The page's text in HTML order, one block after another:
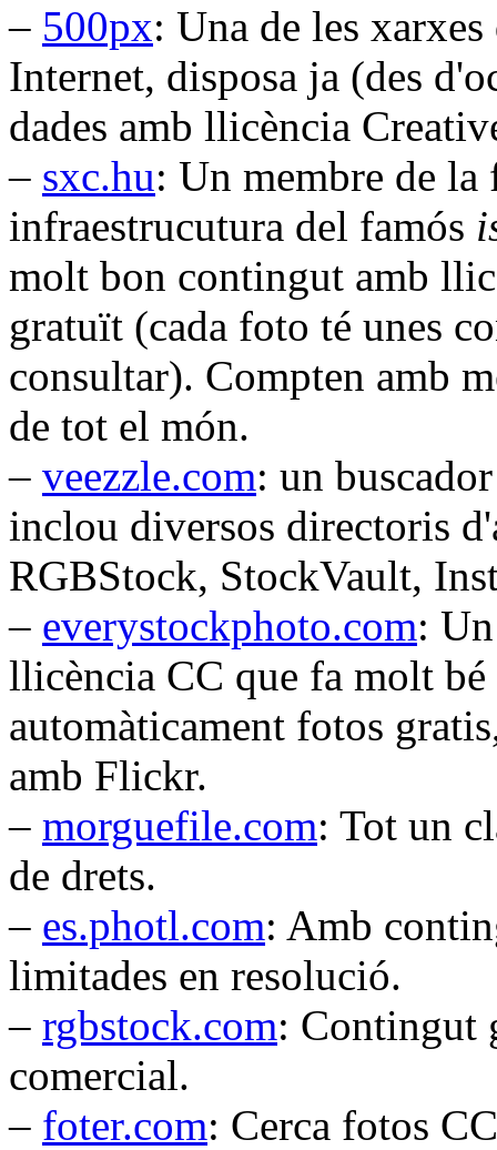
– 500px: Una de les
Internet, disposa ja (des
dades amb llicència
– sxc.hu: Un membre de
infraestrucutura del famós
molt bon contingut amb
gratuït (cada foto té unes
consultar). Compten amb
de tot el món.
– veezzle.com: un
inclou diversos directoris
RGBStock, StockVault,
– everystockphoto.com:
llicència CC que fa molt
automàticament fotos
amb Flickr.
– morguefile.com: Tot un
de drets.
– es.photl.com: Amb
limitades en resolució.
– rgbstock.com: Contingut
comercial.
– foter.com: Cerca fotos